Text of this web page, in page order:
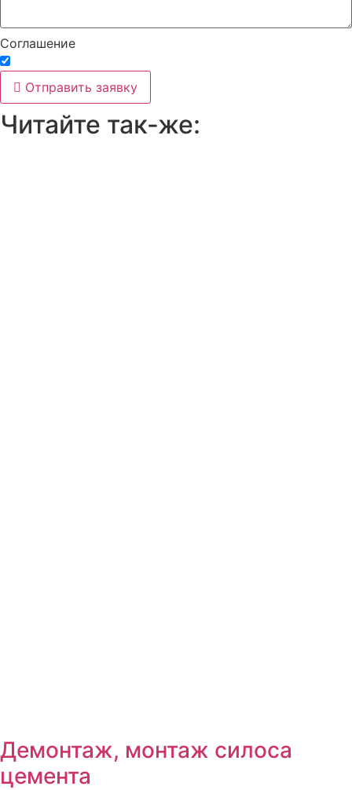
Соглашение
Отправить заявку
Читайте так-же:
Демонтаж, монтаж силоса
цемента